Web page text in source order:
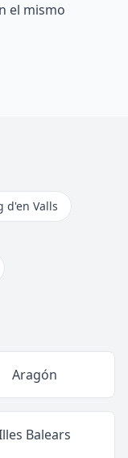
el mismo
d'en Valls
Aragón
Balears